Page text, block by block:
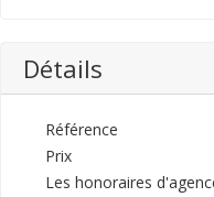
Détails
Référence
Prix
Les honoraires